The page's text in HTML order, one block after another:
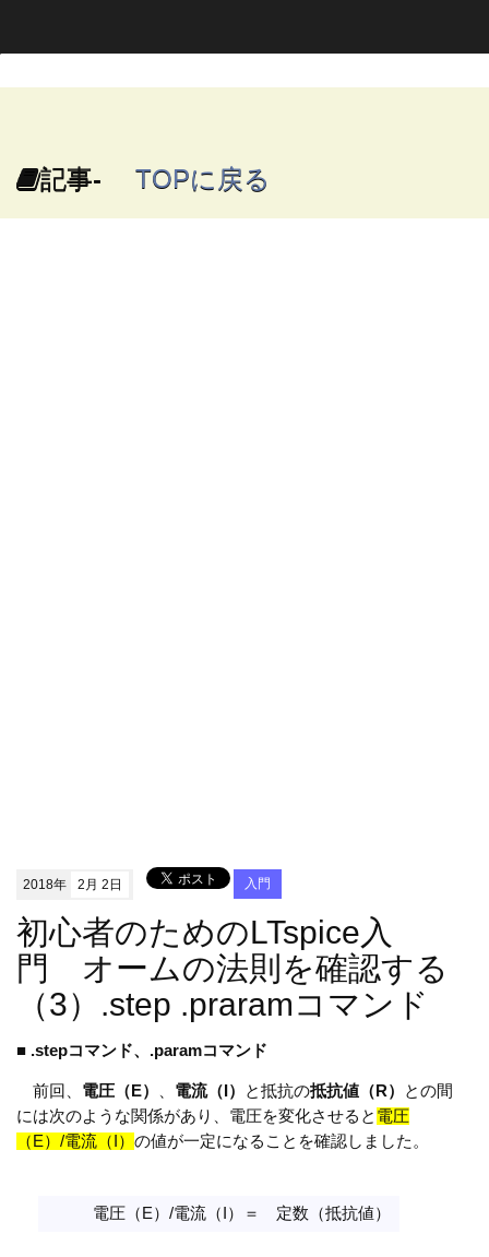
記事- TOPに戻る
2018年 2月 2日 入門
初心者のためのLTspice入
門 オームの法則を確認する
（3）.step .praramコマンド
■ .stepコマンド、.paramコマンド
前回、 電圧（E） 、 電流（I） と抵抗の抵抗値（R）
との間
には次のような関係があり、電圧を変化させると 電圧
（E）/電流（I） の値が一定になることを確認しました。
電圧（E）/電流（I）＝ 定数（抵抗値）